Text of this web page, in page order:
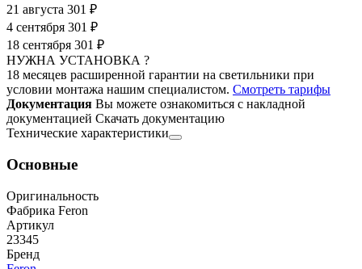
21 августа 301 ₽
4 сентября 301 ₽
18 сентября 301 ₽
НУЖНА УСТАНОВКА ?
18 месяцев расширенной гарантии на светильники при
условии монтажа нашим специалистом. Смотреть тарифы
Документация Вы можете ознакомиться с накладной
документацией Скачать документацию
Технические характеристики
Основные
Оригинальность
Фабрика Feron
Артикул
23345
Бренд